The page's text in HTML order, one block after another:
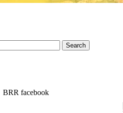
BRR facebook